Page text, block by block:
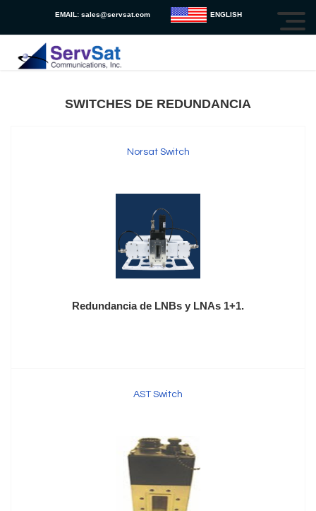
EMAIL: sales@servsat.com ENGLISH
SWITCHES DE REDUNDANCIA
Norsat Switch
Redundancia de LNBs y LNAs 1+1.
AST Switch